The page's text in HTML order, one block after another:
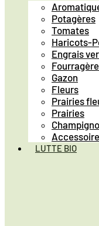
Potagères
Tomates
Haricots-
Engrais
Gazon
Fleurs
Prairies
Prairies
LUTTE BIO